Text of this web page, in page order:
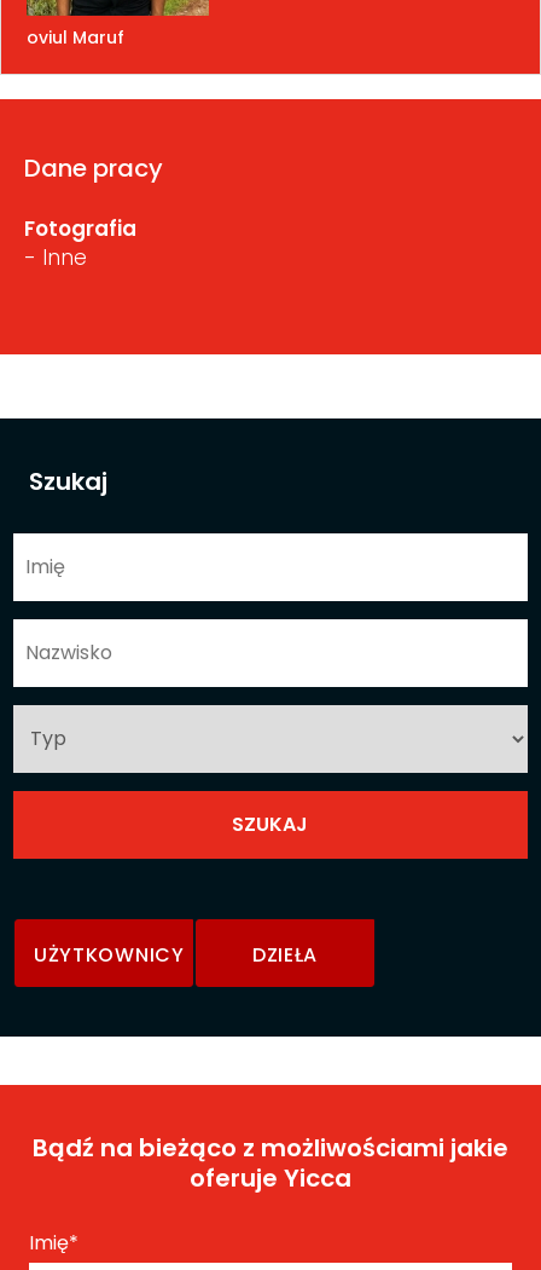
Szukaj
UŻYTKOWNICY DZIEŁA
oviul Maruf
Dane pracy
Fotografia
- Inne
Bądź na bieżąco z możliwościami jakie
oferuje Yicca
Imię*